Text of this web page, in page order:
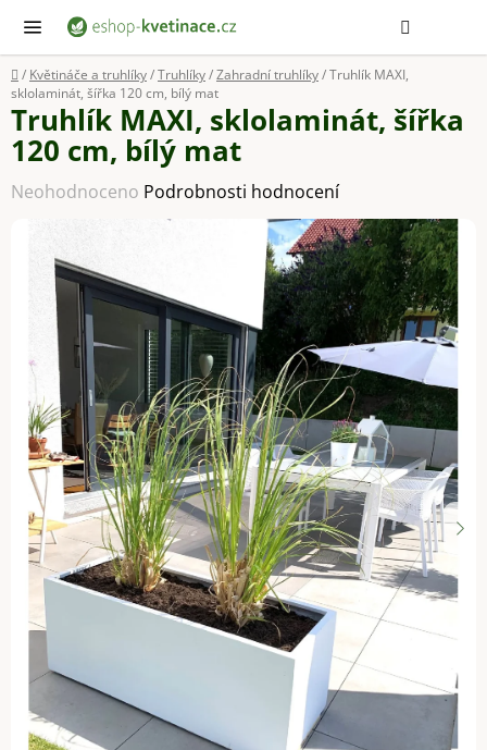
obsah
Domů
/ Květináče a truhlíky/Truhlíky/Zahradní truhlíky/Truhlík MAXI,
sklolaminát, šířka 120 cm, bílý mat
Truhlík MAXI, sklolaminát, šířka
120 cm, bílý mat
Průměrné
hvězdiček.
Neohodnoceno Podrobnosti hodnocení